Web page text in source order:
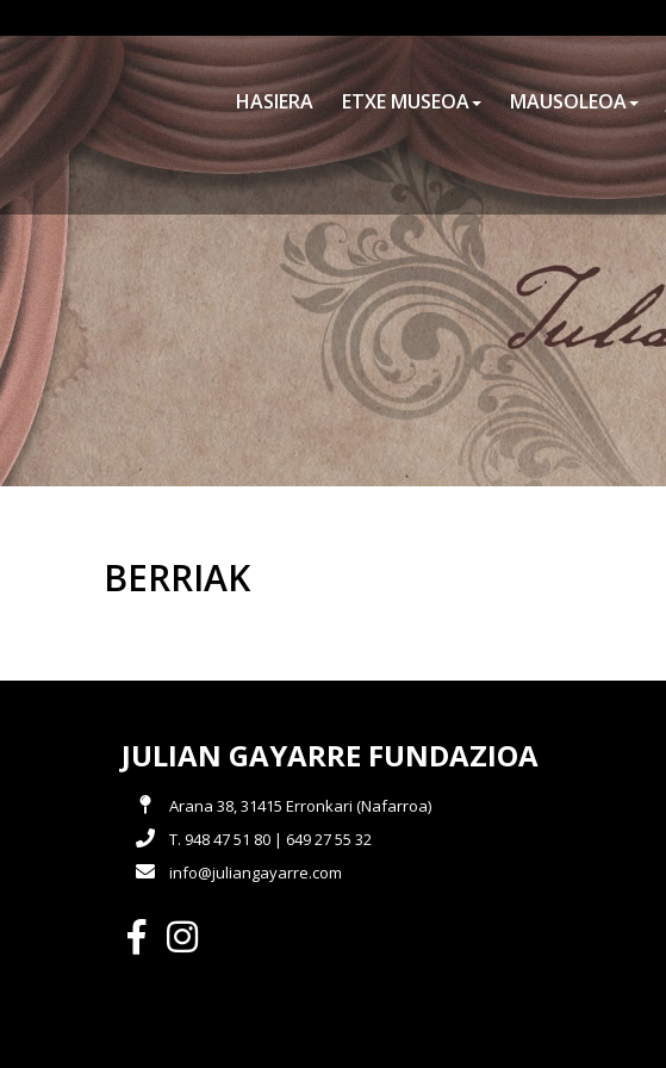
HASIERA ETXE MUSEOA MAUSOLEOA
BERRIAK
JULIAN GAYARRE FUNDAZIOA
Arana 38, 31415 Erronkari (Nafarroa)
T. 948 47 51 80 | 649 27 55 32
info@juliangayarre.com